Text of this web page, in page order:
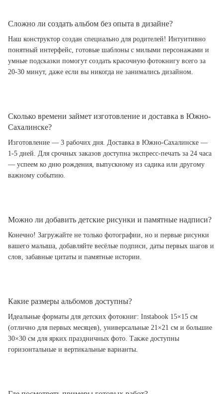
Сложно ли создать альбом без опыта в дизайне?
Наш конструктор создан специально для родителей! Интуитивно
понятный интерфейс, готовые шаблоны с милыми персонажами и
умные подсказки помогут создать красочную фотокнигу всего за
20-30 минут, даже если вы никогда не занимались дизайном.
Сколько времени займет изготовление и доставка в Южно-
Сахалинске?
Изготовление — 3 рабочих дня. Доставка в Южно-Сахалинске —
1-5 дней. Для срочных заказов доступна экспресс-печать за 24 часа
— успеем ко дню рождения, выпускному из садика или другому
важному событию.
Можно ли добавить детские рисунки и памятные надписи?
Конечно! Загружайте не только фотографии, но и первые рисунки
вашего малыша, добавляйте весёлые подписи, даты первых шагов и
слов, забавные цитаты и памятные истории.
Какие размеры альбомов доступны?
Идеальные форматы для детских фотокниг: Instabook 15×15 см
(отлично для первых месяцев), универсальные 21×21 см и большие
30×30 см для ярких праздничных фото. Также доступны
горизонтальные и вертикальные варианты.